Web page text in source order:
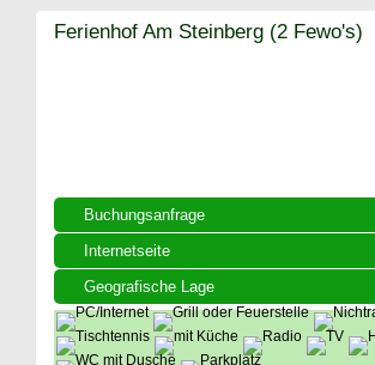
Buchungsanfrage
Internetseite
Geografische Lage
Ferienhof Am Steinberg (2 Fewo's)